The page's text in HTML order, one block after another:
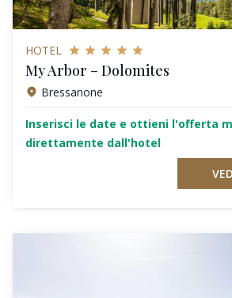
HOTEL
My Arbor – Dolomites
Bressanone
Inserisci le date e ottieni l'offerta
direttamente dall'hotel